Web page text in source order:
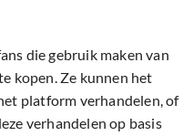
die gebruik maken van
kopen. Ze kunnen het
platform verhandelen, of
verhandelen op basis